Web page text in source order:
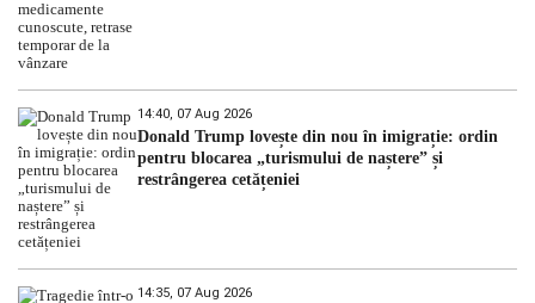
14:40, 07 Aug 2026
Donald Trump lovește din nou în imigrație: ordin
pentru blocarea „turismului de naștere” și
restrângerea cetățeniei
14:35, 07 Aug 2026